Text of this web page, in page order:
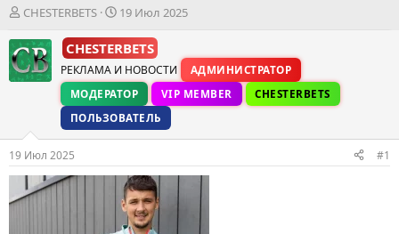
А
т
о
р
ы
CHESTERBETS
Д
т
а
н
а
ч
а
л
19 Июл 2025
CHESTERBETS
РЕКЛАМА И НОВОСТИ
АДМИНИСТРАТОР
МОДЕРАТОР
VIP MEMBER
CHESTERBETS
ПОЛЬЗОВАТЕЛЬ
19 Июл 2025 #1